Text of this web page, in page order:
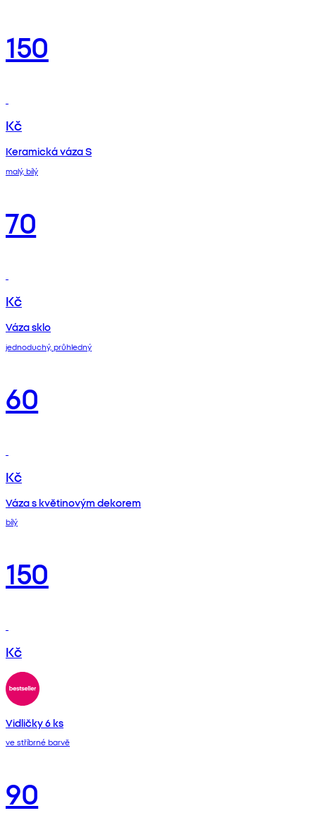
150
Kč
Keramická váza S
malý, bílý
70
Kč
Váza sklo
jednoduchý, průhledný
60
Kč
Váza s květinovým dekorem
bílý
150
Kč
Vidličky 6 ks
ve stříbrné barvě
90